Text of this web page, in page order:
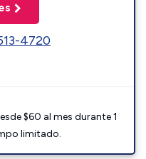
4720
$60 al mes durante 1
limitado.